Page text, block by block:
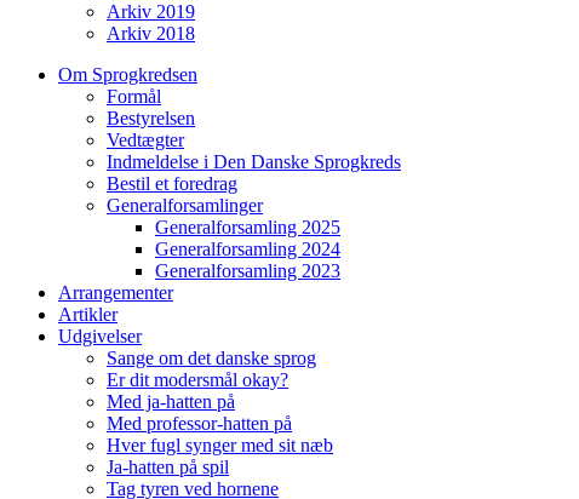
Arkiv 2019
Arkiv 2018
Om Sprogkredsen
Formål
Bestyrelsen
Vedtægter
Indmeldelse i Den Danske Sprogkreds
Bestil et foredrag
Generalforsamlinger
Generalforsamling 2025
Generalforsamling 2024
Generalforsamling 2023
Arrangementer
Artikler
Udgivelser
Sange om det danske sprog
Er dit modersmål okay?
Med ja-hatten på
Med professor-hatten på
Hver fugl synger med sit næb
Ja-hatten på spil
Tag tyren ved hornene